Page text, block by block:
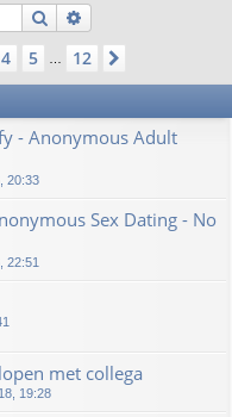
Search
4 5 12
- Anonymous Adult
20:33
Sex Dating - No
22:51
met collega
19:28